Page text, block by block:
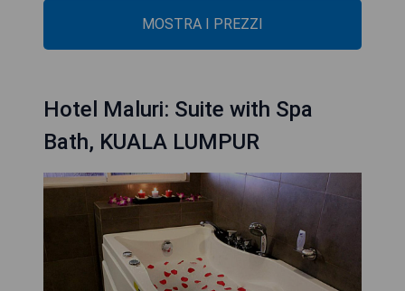
MOSTRA I PREZZI
Hotel Maluri: Suite with Spa
Bath, KUALA LUMPUR